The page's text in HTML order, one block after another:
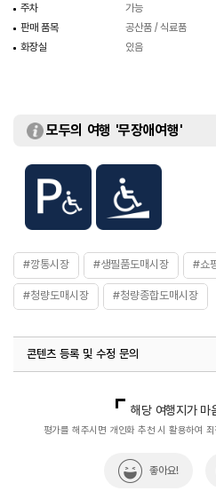
주차
가능
판매 품목
공산품 / 식료품
화장실
있음
모두의 여행 '무장애여행'
#깡통시장 #생필품도매시장 #쇼
#청량도매시장 #청량종합도매시장
콘텐츠 등록 및 수정 문의
열린관광콘텐츠팀(열린관광-모두의여행)
해당 여행지가 마
평가를 해주시면 개인화 추천 시 활용하여
좋아요!